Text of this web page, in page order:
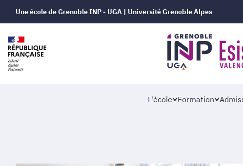
Une école de Grenoble INP - UGA | Université Grenoble Alpes
L'école Formation